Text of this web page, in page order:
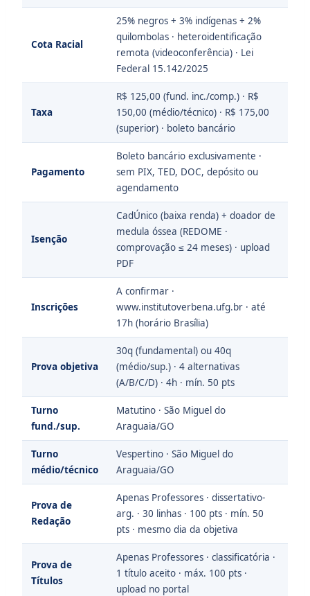
Cota Racial
25% negros + 3% indígenas + 2%
quilombolas · heteroidentificação
remota (videoconferência) · Lei
Federal 15.142/2025
Taxa
R$ 125,00 (fund. inc./comp.) · R$
150,00 (médio/técnico) · R$ 175,00
(superior) · boleto bancário
Pagamento
Boleto bancário exclusivamente ·
sem PIX, TED, DOC, depósito ou
agendamento
Isenção
CadÚnico (baixa renda) + doador de
medula óssea (REDOME ·
comprovação ≤ 24 meses) · upload
PDF
Inscrições
A confirmar ·
www.institutoverbena.ufg.br · até
17h (horário Brasília)
Prova objetiva
30q (fundamental) ou 40q
(médio/sup.) · 4 alternativas
(A/B/C/D) · 4h · mín. 50 pts
Turno
fund./sup.
Matutino · São Miguel do
Araguaia/GO
Turno
médio/técnico
Vespertino · São Miguel do
Araguaia/GO
Prova de
Redação
Apenas Professores · dissertativo-
arg. · 30 linhas · 100 pts · mín. 50
pts · mesmo dia da objetiva
Prova de
Títulos
Apenas Professores · classificatória ·
1 título aceito · máx. 100 pts ·
upload no portal